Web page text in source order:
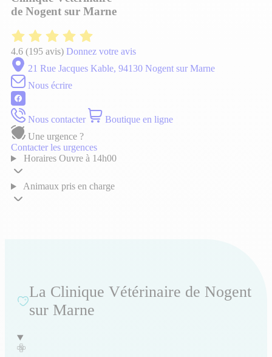
de Nogent sur Marne
4.6 (195 avis) Donnez votre avis
21 Rue Jacques Kable, 94130 Nogent sur Marne
Nous écrire
Nous contacter
Boutique en ligne
Une urgence ?
Contacter les urgences
Horaires Ouvre à 14h00
Animaux pris en charge
La Clinique Vétérinaire de Nogent
sur Marne